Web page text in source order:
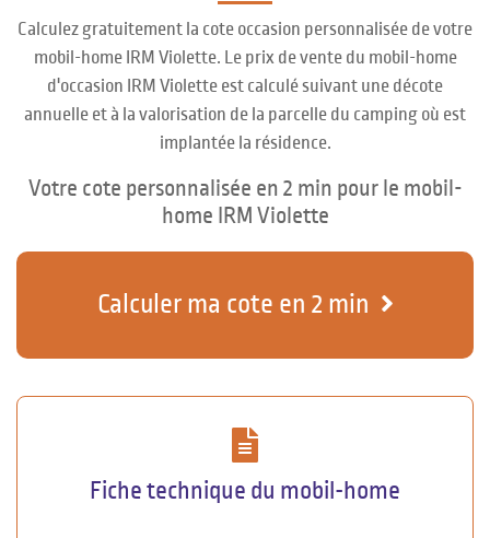
Calculez gratuitement la cote occasion personnalisée de votre
mobil-home IRM Violette. Le prix de vente du mobil-home
d'occasion IRM Violette est calculé suivant une décote
annuelle et à la valorisation de la parcelle du camping où est
implantée la résidence.
Votre cote personnalisée en 2 min pour le mobil-
home IRM Violette
Calculer ma cote en 2 min
Fiche technique du mobil-home